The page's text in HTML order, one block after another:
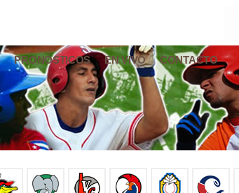
PRONÓSTICOS EN VIVO CONTACTO